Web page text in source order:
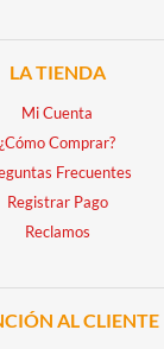
LA TIENDA
Mi Cuenta
¿Cómo Comprar?
Frecuentes
Registrar Pago
Reclamos
AL CLIENTE